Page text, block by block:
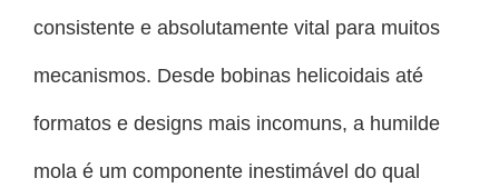
consistente e absolutamente vital para muitos
mecanismos. Desde bobinas helicoidais até
formatos e designs mais incomuns, a humilde
mola é um componente inestimável do qual